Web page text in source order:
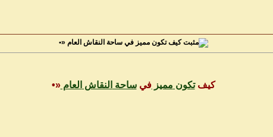
كيف تكون مميز في ساحة النقاش العام «•
كيفتكون مميزفيساحة النقاش العام«•